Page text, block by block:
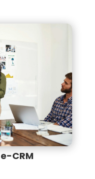
CRM